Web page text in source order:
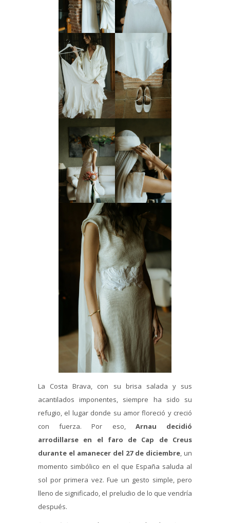
La Costa Brava, con su brisa salada y sus
acantilados imponentes, siempre ha sido su
refugio, el lugar donde su amor floreció y creció
con fuerza. Por eso, Arnau decidió
arrodillarse en el faro de Cap de Creus
durante el amanecer del 27 de diciembre, un
momento simbólico en el que España saluda al
sol por primera vez. Fue un gesto simple, pero
lleno de significado, el preludio de lo que vendría
después.